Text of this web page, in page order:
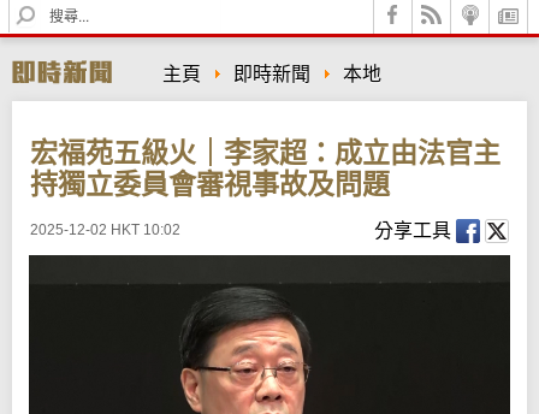
S
e
r
c
主頁 即時新聞 本地
宏福苑五級火｜李家超：成立由法官主
持獨立委員會審視事故及問題
2025-12-02 HKT 10:02 分享工具